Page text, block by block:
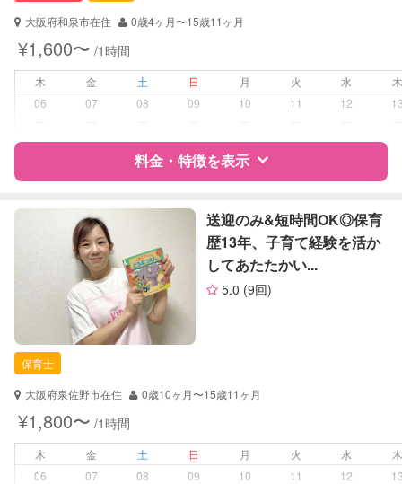
大阪府和泉市在住
0歳4ヶ月〜15歳11ヶ月
¥1,600〜 /1時間
木 金 土 日 月 火 水
06
07 08 09 10 11 12
料金・特徴を表示
特徴 料金 レビュー
サポートの特徴
企業型割引対象(旧内閣府補助対象)
保育士
対応可能/特徴
送迎サポート
病児対応 病児、病後児、ともに不可
送迎のみ&短時間OK◎保育
歴13年、子育て経験を活か
してあたたかい...
5.0 (9回)
保育士
大阪府泉佐野市在住
0歳10ヶ月〜15歳11ヶ月
¥1,800〜 /1時間
木 金 土 日 月 火 水
06
07 08 09 10 11 12